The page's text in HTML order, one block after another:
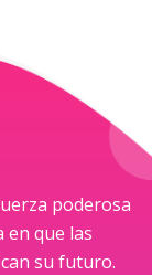
poderosa
en que las
su futuro.